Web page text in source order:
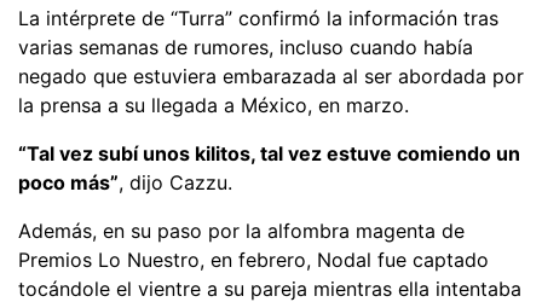
La intérprete de “Turra” confirmó la información tras
varias semanas de rumores, incluso cuando había
negado que estuviera embarazada al ser abordada por
la prensa a su llegada a México, en marzo.
“Tal vez subí unos kilitos, tal vez estuve comiendo un
poco más”, dijo Cazzu.
Además, en su paso por la alfombra magenta de
Premios Lo Nuestro, en febrero, Nodal fue captado
tocándole el vientre a su pareja mientras ella intentaba